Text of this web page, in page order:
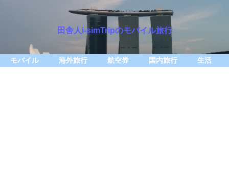
田舎人i-simTripのモバイル旅行
モバイル 海外旅行 航空券 国内旅行 生活